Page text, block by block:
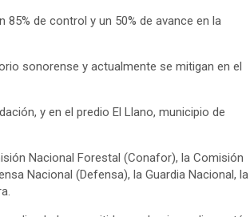
de control y un 50% de avance en la
sonorense y actualmente se mitigan en el
y en el predio El Llano, municipio de
Nacional Forestal (Conafor), la Comisión
Nacional (Defensa), la Guardia Nacional, la